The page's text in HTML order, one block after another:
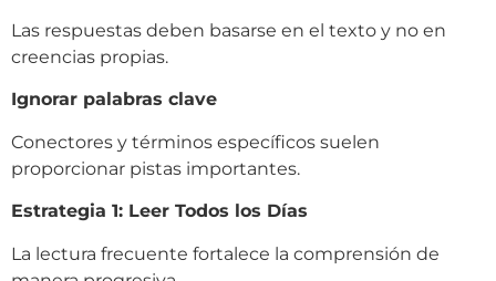
Las respuestas deben basarse en el texto y no en
creencias propias.
Ignorar palabras clave
Conectores y términos específicos suelen
proporcionar pistas importantes.
Estrategia 1: Leer Todos los Días
La lectura frecuente fortalece la comprensión de